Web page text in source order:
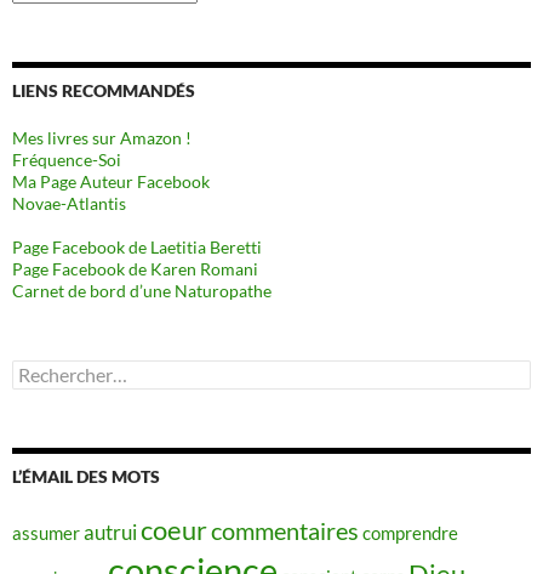
LIENS RECOMMANDÉS
Mes livres sur Amazon !
Fréquence-Soi
Ma Page Auteur Facebook
Novae-Atlantis
Page Facebook de Laetitia Beretti
Page Facebook de Karen Romani
Carnet de bord d’une Naturopathe
Rechercher :
L’ÉMAIL DES MOTS
assumerautruicoeurcommentaires comprendre